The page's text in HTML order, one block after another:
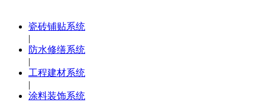
瓷砖铺贴系统
|
防水修缮系统
|
工程建材系统
|
涂料装饰系统